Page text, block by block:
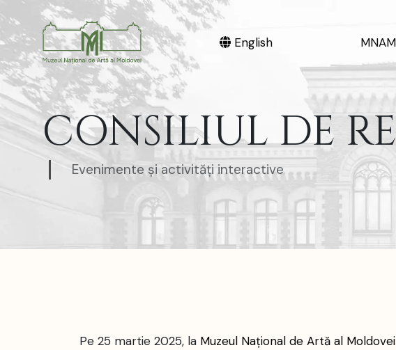
English MNAM
CONSILIUL DE
Evenimente și activități interactive
Pe 25 martie 2025, la Muzeul Național de Artă al Moldovei